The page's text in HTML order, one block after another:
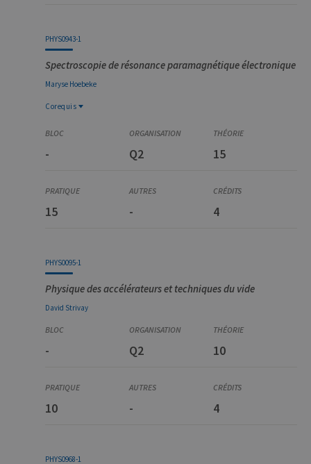
PHYS0943-1
Spectroscopie de résonance paramagnétique électronique
Maryse Hoebeke
Corequis
Physique des matériaux et biophysique
- Q2 15
15 - 4
PHYS0095-1
Physique des accélérateurs et techniques du vide
David Strivay
- Q2 10
10 - 4
PHYS0968-1